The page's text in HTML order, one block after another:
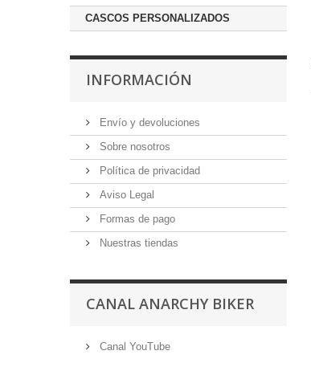
CASCOS PERSONALIZADOS
INFORMACIÓN
Envío y devoluciones
Sobre nosotros
Política de privacidad
Aviso Legal
Formas de pago
Nuestras tiendas
CANAL ANARCHY BIKER
Canal YouTube